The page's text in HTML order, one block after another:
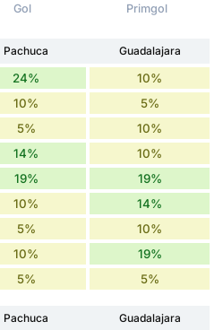
Gol Primgol
Pachuca
Guadalajara
24% 10%
10% 5%
5% 10%
14% 10%
19% 19%
10% 14%
5% 10%
10% 19%
5% 5%
Pachuca
Guadalajara